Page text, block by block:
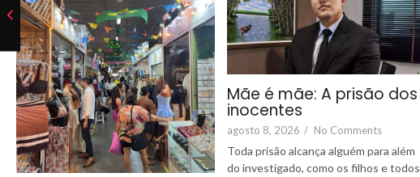
Mãe é mãe: A prisão dos
inocentes
agosto 8, 2026 / No Comments
Toda prisão alcança alguém para além
do investigado, como os filhos e todos